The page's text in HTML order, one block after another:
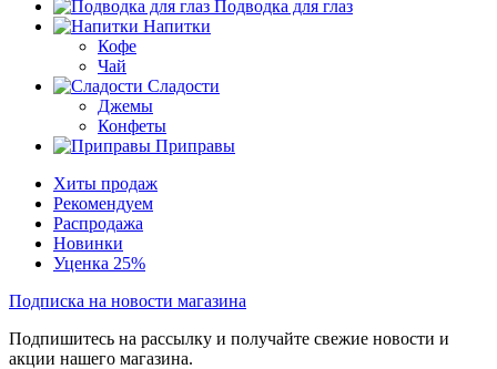
Подводка для глаз
Напитки
Кофе
Чай
Сладости
Джемы
Конфеты
Приправы
Хиты продаж
Рекомендуем
Распродажа
Новинки
Уценка 25%
Подписка на новости магазина
Подпишитесь на рассылку и получайте свежие новости и
акции нашего магазина.